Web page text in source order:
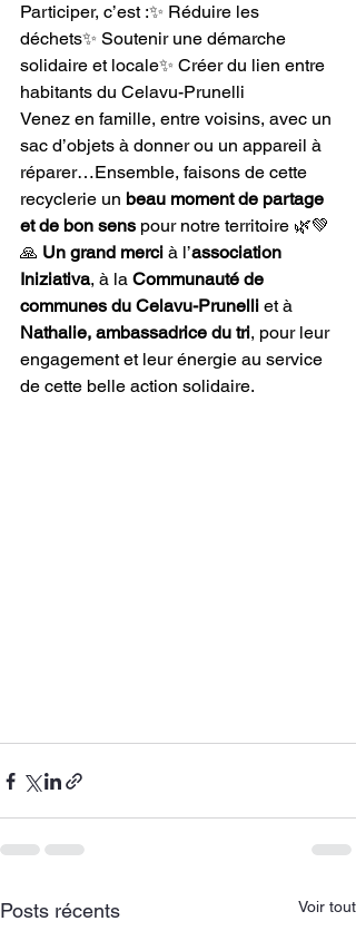
Participer, c’est :✨ Réduire les
déchets✨ Soutenir une démarche
solidaire et locale✨ Créer du lien entre
habitants du Celavu-Prunelli
Venez en famille, entre voisins, avec un
sac d’objets à donner ou un appareil à
réparer…Ensemble, faisons de cette
recyclerie un beau moment de partage
et de bon sens pour notre territoire 🌿💚
🙏 Un grand merci à l’association
Iniziativa, à la Communauté de
communes du Celavu-Prunelli et à
Nathalie, ambassadrice du tri, pour leur
engagement et leur énergie au service
de cette belle action solidaire.
Posts récents Voir tout